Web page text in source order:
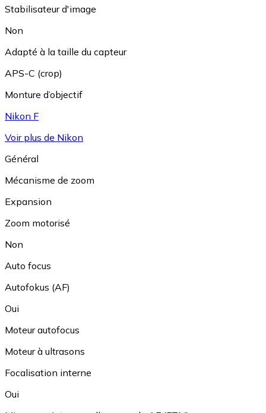
Stabilisateur d'image
Non
Adapté à la taille du capteur
APS-C (crop)
Monture d’objectif
Nikon F
Voir plus de Nikon
Général
Mécanisme de zoom
Expansion
Zoom motorisé
Non
Auto focus
Autofokus (AF)
Oui
Moteur autofocus
Moteur à ultrasons
Focalisation interne
Oui